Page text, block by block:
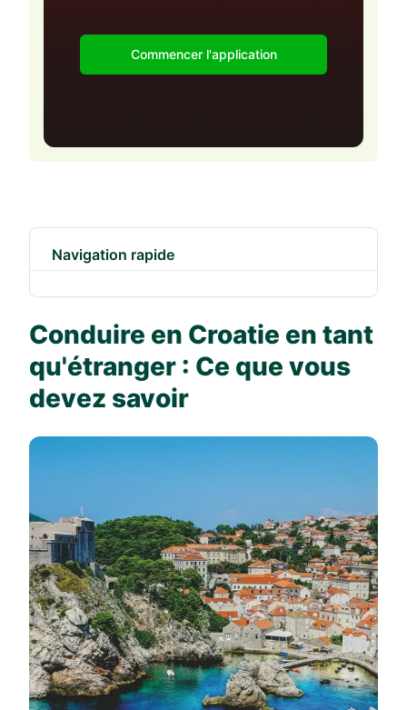
Commencer l'application
Navigation rapide
Conduire en Croatie en tant
qu'étranger : Ce que vous
devez savoir